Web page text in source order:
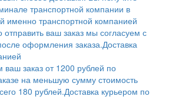
транспортной компании в
именно транспортной компанией
отправить ваш заказ мы согласуем с
оформления заказа.Доставка
ваш заказ от 1200 рублей по
на меньшую сумму стоимость
180 рублей.Доставка курьером по